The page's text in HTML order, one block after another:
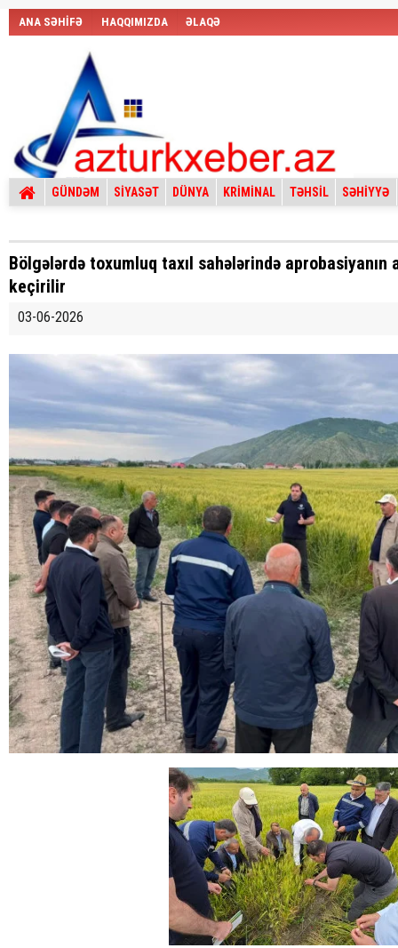
ANA SƏHİFƏ HAQQIMIZDA ƏLAQƏ
GÜNDƏM SİYASƏT DÜNYA KRİMİNAL TƏHSİL SƏHİYYƏ
Bölgələrdə toxumluq taxıl sahələrində aprobasiyanın
keçirilir
03-06-2026